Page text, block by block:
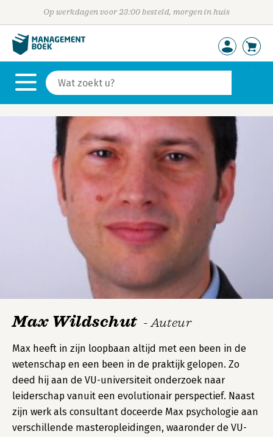
Op werkdagen voor 23:00 besteld, morgen in huis
Max Wildschut - Auteur
Max heeft in zijn loopbaan altijd met een been in de
wetenschap en een been in de praktijk gelopen. Zo
deed hij aan de VU-universiteit onderzoek naar
leiderschap vanuit een evolutionair perspectief. Naast
zijn werk als consultant doceerde Max psychologie aan
verschillende masteropleidingen, waaronder de VU-